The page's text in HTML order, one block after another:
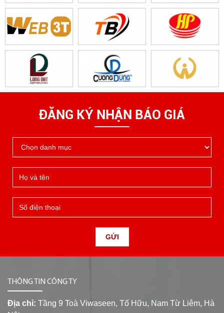
ĐĂNG KÝ NHẬN BÁO GIÁ
GỬI
THÔNG TIN CÔNG TY
Địa chỉ: Tầng 9 Toà Viwaseen, Tố Hữu, Nam Từ Liêm, Hà